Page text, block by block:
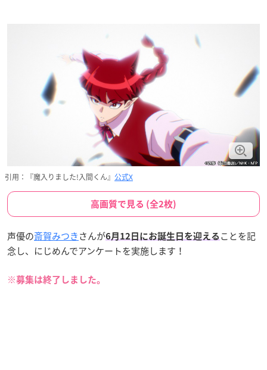
引用：『魔入りました!入間くん』 公式X
高画質で見る (全2枚)
声優の斎賀みつきさんが6月12日 にお誕生日を迎える ことを記
念し、にじめんでアンケートを実施します！
※募集は終了しました。